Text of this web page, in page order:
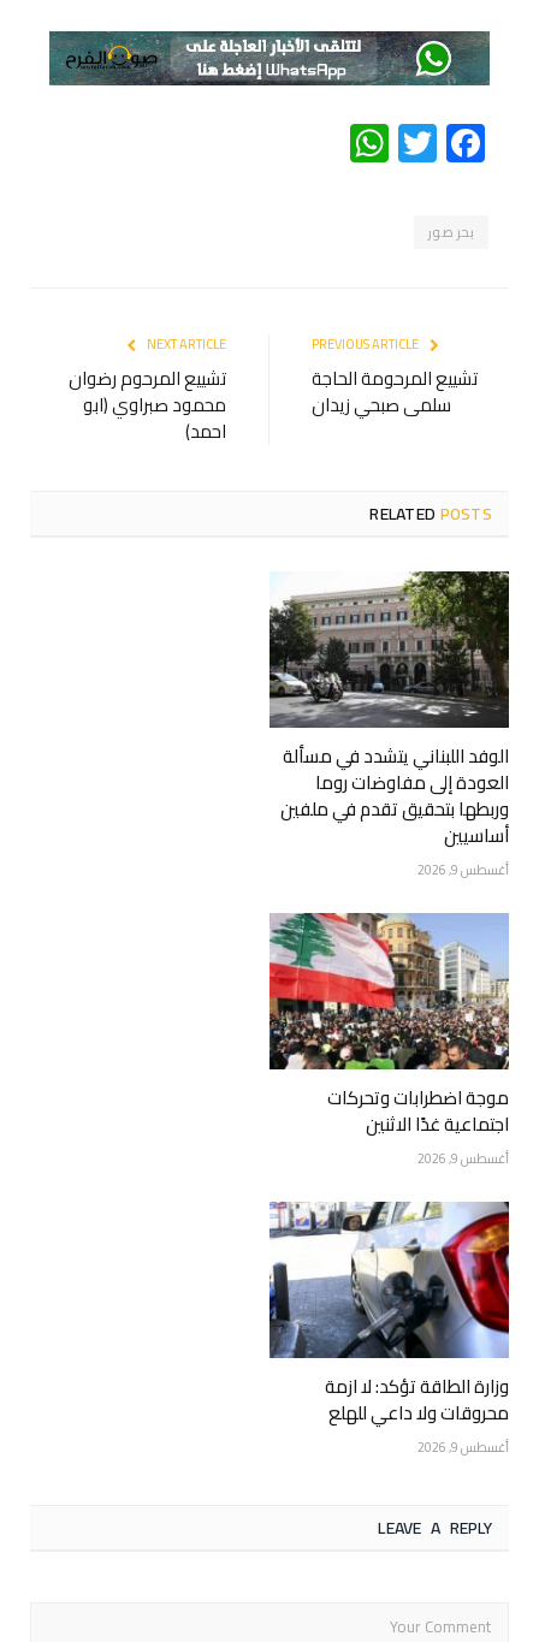
Facebook
Twitter
WhatsApp
بحر صور
تشييع المرحومة الحاجة
سلمى صبحي زيدان
NEXT ARTICLE
تشييع المرحوم رضوان
محمود صبراوي (ابو
احمد)
RELATEDPOSTS
الوفد اللبناني يتشدد في مسألة
العودة إلى مفاوضات روما
وربطها بتحقيق تقدم في ملفين
أساسيين
أغسطس 9, 2026
موجة اضطرابات وتحركات
اجتماعية غدًا الاثنين
أغسطس 9, 2026
وزارة الطاقة تؤكد: لا ازمة
محروقات ولا داعي للهلع
أغسطس 9, 2026
LEAVE A REPLY